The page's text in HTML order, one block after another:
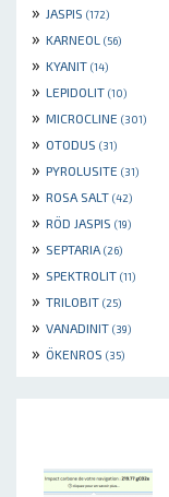
» JASPIS (172)
» KARNEOL (56)
» KYANIT (14)
» LEPIDOLIT (10)
» MICROCLINE (301)
» OTODUS (31)
» PYROLUSITE (31)
» ROSA SALT (42)
» RÖD JASPIS (19)
» SEPTARIA (26)
» SPEKTROLIT (11)
» TRILOBIT (25)
» VANADINIT (39)
» ÖKENROS (35)